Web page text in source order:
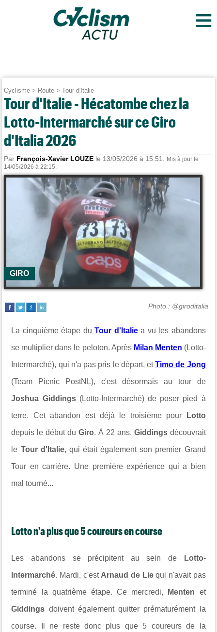
≡
Cyclisme > Route >Tour d'Italie
Tour d'Italie - Hécatombe chez la
Lotto-Intermarché sur ce Giro
d'Italia 2026
Par François-Xavier LOUZE le 13/05/2026 à 15:51.
Mis à jour le
14/05/2026 à 22:15.
GIRO
Photo : @giroditalia
La cinquième étape duTour d'Italiea vu les abandons
se multiplier dans le peloton. Après Milan Menten (Lotto-
Intermarché), qui n'a pas pris le départ, etTimo de Jong
(Team Picnic PostNL), c'est désormais au tour de
Joshua Giddings(Lotto-Intermarché) de poser pied à
terre. Cet abandon est déjà le troisième pour Lotto
depuis le début duGiro. À 22 ans, Giddings découvrait
le Tour d'Italie, qui était également son premier Grand
Tour en carrière. Une première expérience qui a bien
mal tourné...
Lotto n'a plus que 5 coureurs en course
Les abandons se précipitent au sein de Lotto-
Intermarché. Mardi, c'est Arnaud de Liequi n'avait pas
terminé la quatrième étape. Ce mercredi, Menten et
Giddings doivent également quitter prématurément la
course. Il ne reste donc plus que 5 coureurs de la